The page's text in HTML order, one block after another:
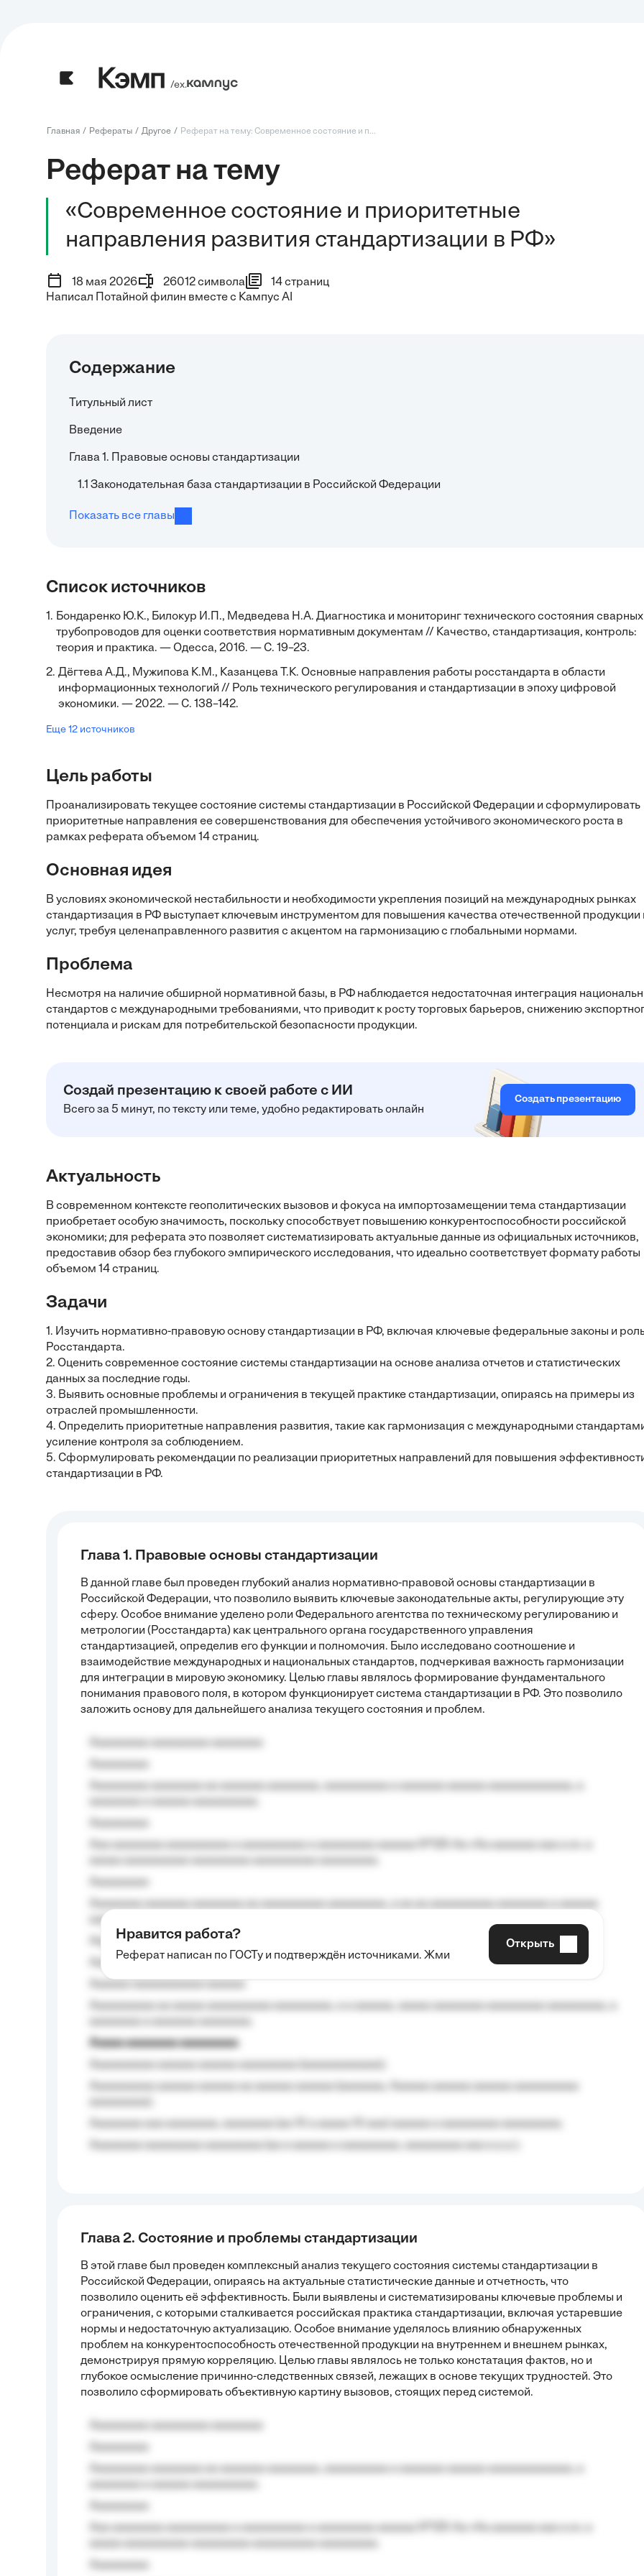
/ех.
Главная Рефераты Другое Реферат на тему: Современное состояние и п...
Реферат на тему
«Современное состояние и приоритетные
направления развития стандартизации в РФ»
18 мая 2026 26012 символа
14 страниц
Написал Потайной филин вместе с Кампус AI
Содержание
Титульный лист
Введение
Глава 1. Правовые основы стандартизации
1.1 Законодательная база стандартизации в Российской Федерации
Показать все главы
Список источников
1. Бондаренко Ю.К., Билокур И.П., Медведева Н.А. Диагностика и мониторинг технического состояния сварных
трубопроводов для оценки соответствия нормативным документам // Качество, стандартизация, контроль:
теория и практика. — Одесса, 2016. — С. 19–23.
2. Дёгтева А.Д., Мужипова К.М., Казанцева Т.К. Основные направления работы росстандарта в области
информационных технологий // Роль технического регулирования и стандартизации в эпоху цифровой
экономики. — 2022. — С. 138–142.
Еще 12 источников
Цель работы
Проанализировать текущее состояние системы стандартизации в Российской Федерации и сформулировать
приоритетные направления ее совершенствования для обеспечения устойчивого экономического роста в
рамках реферата объемом 14 страниц.
Основная идея
В условиях экономической нестабильности и необходимости укрепления позиций на международных рынках
стандартизация в РФ выступает ключевым инструментом для повышения качества отечественной продукции
услуг, требуя целенаправленного развития с акцентом на гармонизацию с глобальными нормами.
Проблема
Несмотря на наличие обширной нормативной базы, в РФ наблюдается недостаточная интеграция
стандартов с международными требованиями, что приводит к росту торговых барьеров, снижению
потенциала и рискам для потребительской безопасности продукции.
Создай презентацию к своей работе с ИИ
Всего за 5 минут, по тексту или теме, удобно редактировать онлайн
Создать презентацию
Актуальность
В современном контексте геополитических вызовов и фокуса на импортозамещении тема стандартизации
приобретает особую значимость, поскольку способствует повышению конкурентоспособности российской
экономики; для реферата это позволяет систематизировать актуальные данные из официальных источников,
предоставив обзор без глубокого эмпирического исследования, что идеально соответствует формату работы
объемом 14 страниц.
Задачи
1. Изучить нормативно-правовую основу стандартизации в РФ, включая ключевые федеральные законы и
Росстандарта.
2. Оценить современное состояние системы стандартизации на основе анализа отчетов и статистических
данных за последние годы.
3. Выявить основные проблемы и ограничения в текущей практике стандартизации, опираясь на примеры из
отраслей промышленности.
4. Определить приоритетные направления развития, такие как гармонизация с международными
усиление контроля за соблюдением.
5. Сформулировать рекомендации по реализации приоритетных направлений для повышения
стандартизации в РФ.
Глава 1. Правовые основы стандартизации
В данной главе был проведен глубокий анализ нормативно-правовой основы стандартизации в
Российской Федерации, что позволило выявить ключевые законодательные акты, регулирующие эту
сферу. Особое внимание уделено роли Федерального агентства по техническому регулированию и
метрологии (Росстандарта) как центрального органа государственного управления
стандартизацией, определив его функции и полномочия. Было исследовано соотношение и
взаимодействие международных и национальных стандартов, подчеркивая важность гармонизации
для интеграции в мировую экономику. Целью главы являлось формирование фундаментального
понимания правового поля, в котором функционирует система стандартизации в РФ. Это позволило
заложить основу для дальнейшего анализа текущего состояния и проблем.
aaaa aaaa.
Aaaaaaaaa
Aaaaaaaaaa aa aaa aaaaaaaaa, a aaa aaaaaaaaaa aaa, a aaaaaaaaaa, aaaaaa aaaaaa a aaaaaa.
Aaaaa aaaaaaaa aaaaaaaaa
Нравится работа?
Реферат написан по ГОСТу и подтверждён источниками. Жми
Открыть
Глава 2. Состояние и проблемы стандартизации
В этой главе был проведен комплексный анализ текущего состояния системы стандартизации в
Российской Федерации, опираясь на актуальные статистические данные и отчетность, что
позволило оценить её эффективность. Были выявлены и систематизированы ключевые проблемы и
ограничения, с которыми сталкивается российская практика стандартизации, включая устаревшие
нормы и недостаточную актуализацию. Особое внимание уделялось влиянию обнаруженных
проблем на конкурентоспособность отечественной продукции на внутреннем и внешнем рынках,
демонстрируя прямую корреляцию. Целью главы являлось не только констатация фактов, но и
глубокое осмысление причинно-следственных связей, лежащих в основе текущих трудностей. Это
позволило сформировать объективную картину вызовов, стоящих перед системой.